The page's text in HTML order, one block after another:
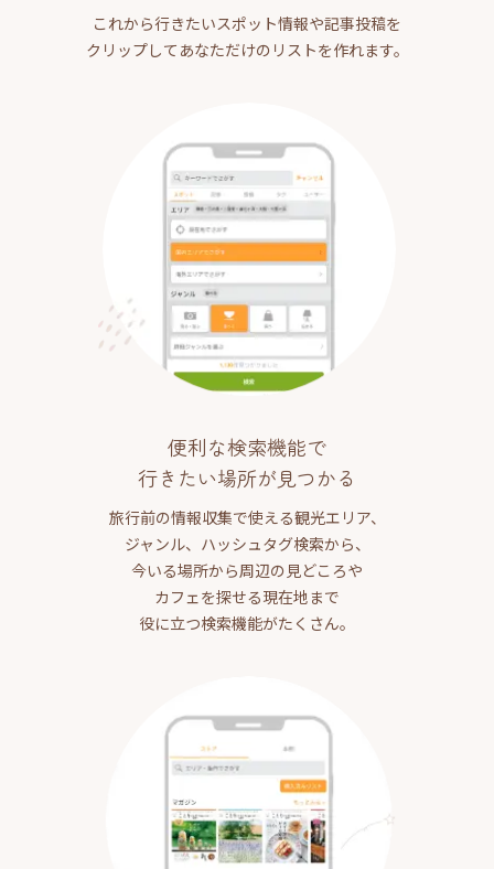
これから行きたいスポット情報や記事投稿を
クリップしてあなただけのリストを作れます。
便利な検索機能で
行きたい場所が見つかる
旅行前の情報収集で使える観光エリア、
ジャンル、ハッシュタグ検索から、
今いる場所から周辺の見どころや
カフェを探せる現在地まで
役に立つ検索機能がたくさん。